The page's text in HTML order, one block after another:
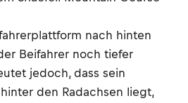
nach hinten
Beifahrer noch tiefer
jedoch, dass sein
den Radachsen liegt,